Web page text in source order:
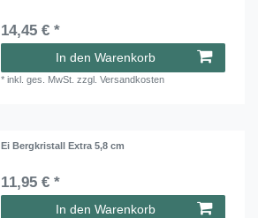
14,45 € *
In den Warenkorb
*inkl. ges. MwSt. zzgl.Versandkosten
Ei Bergkristall Extra 5,8 cm
11,95 € *
In den Warenkorb